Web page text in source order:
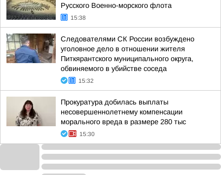
Русского Военно-морского флота
15:38
Следователями СК России возбуждено
уголовное дело в отношении жителя
Питкярантского муниципального округа,
обвиняемого в убийстве соседа
15:32
Прокуратура добилась выплаты
несовершеннолетнему компенсации
морального вреда в размере 280 тыс
15:30